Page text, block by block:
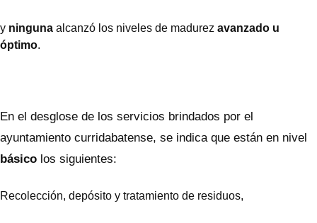
y ninguna alcanzó los niveles de madurez avanzado u
óptimo.
En el desglose de los servicios brindados por el
ayuntamiento curridabatense, se indica que están en nivel
básico los siguientes:
Recolección, depósito y tratamiento de residuos,